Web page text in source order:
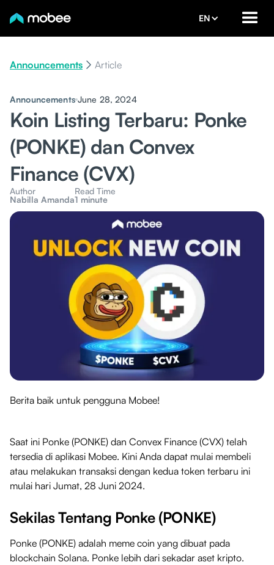
EN
Announcements Article
Announcements June 28, 2024
Koin Listing Terbaru: Ponke
(PONKE) dan Convex
Finance (CVX)
Author
Nabilla Amanda
Read Time
1 minute
Berita baik untuk pengguna Mobee!
Saat ini Ponke (PONKE) dan Convex Finance (CVX) telah
tersedia di aplikasi Mobee. Kini Anda dapat mulai membeli
atau melakukan transaksi dengan kedua token terbaru ini
mulai hari Jumat, 28 Juni 2024.
Sekilas Tentang Ponke (PONKE)
Ponke (PONKE) adalah meme coin yang dibuat pada
blockchain Solana. Ponke lebih dari sekadar aset kripto.